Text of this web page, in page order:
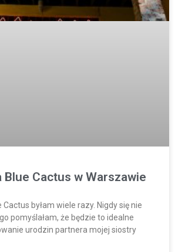
Blue Cactus w Warszawie
byłam wiele razy. Nigdy się nie
pomyślałam, że będzie to idealne
urodzin partnera mojej siostry